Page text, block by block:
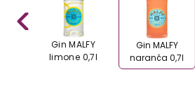
Gin MALFY
limone 0,7l
Gin MALFY
naranča 0,7l